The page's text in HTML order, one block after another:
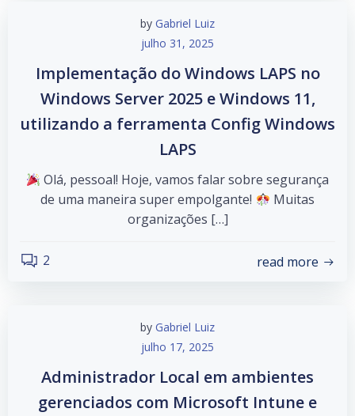
by Gabriel Luiz
julho 31, 2025
Implementação do Windows LAPS no
Windows Server 2025 e Windows 11,
utilizando a ferramenta Config Windows
LAPS
Olá, pessoal! Hoje, vamos falar sobre segurança
de uma maneira super empolgante!
Muitas
organizações […]
2 read more
by Gabriel Luiz
julho 17, 2025
Administrador Local em ambientes
gerenciados com Microsoft Intune e